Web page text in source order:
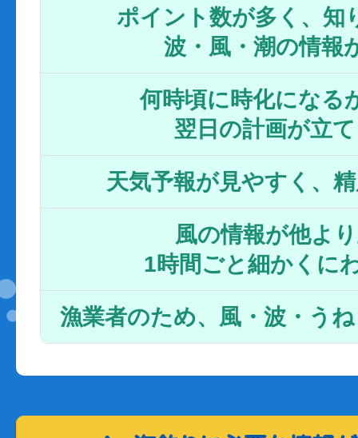
ポイント数が多く、知
波・風・潮の情報
何時頃に時化になる
翌日の計画が立
天気予報が見やすく、
風の情報が他よ
1時間ごと細かくに
漁業者のため、風・波・う